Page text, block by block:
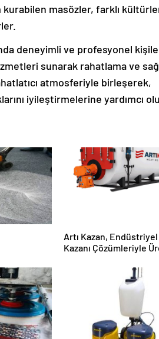
masözler, farklı
deneyimli ve profesyonel
sunarak rahatlama ve
atmosferiyle birleşerek,
iyileştirmelerine yardımcı
Artı Kazan,
Kazanı Çözümleriyle